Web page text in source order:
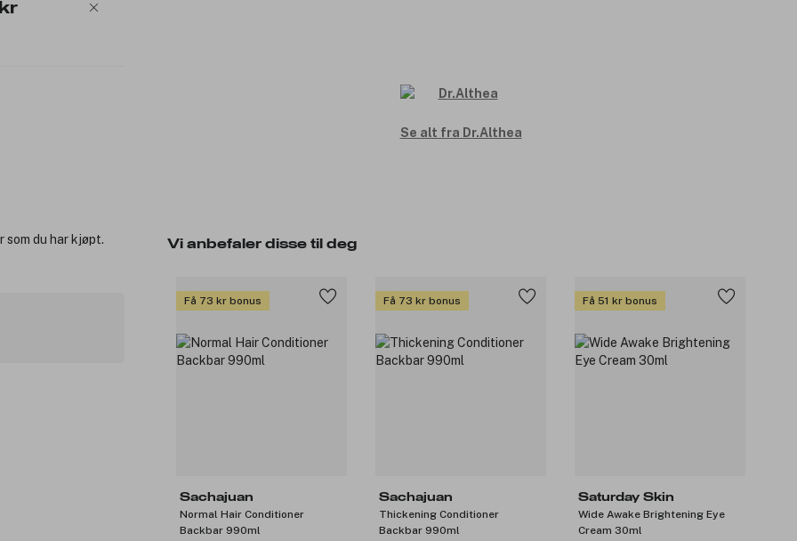
Se alt fra Dr.Althea
Vi anbefaler disse til deg
Få 73 kr bonus
Sachajuan
Normal Hair Conditioner
Backbar 990ml
Få 73 kr bonus
Sachajuan
Thickening Conditioner
Backbar 990ml
Få 51 kr bonus
Saturday Skin
Wide Awake Brightening Eye
Cream 30ml
du har kjøpt.